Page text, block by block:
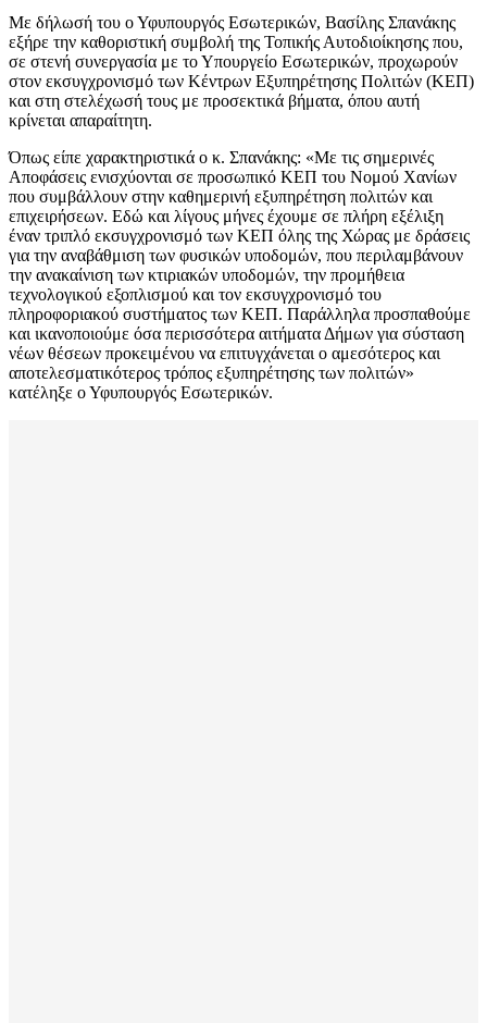
Με δήλωσή του ο Υφυπουργός Εσωτερικών, Βασίλης Σπανάκης
εξήρε την καθοριστική συμβολή της Τοπικής Αυτοδιοίκησης που,
σε στενή συνεργασία με το Υπουργείο Εσωτερικών, προχωρούν
στον εκσυγχρονισμό των Κέντρων Εξυπηρέτησης Πολιτών (ΚΕΠ)
και στη στελέχωσή τους με προσεκτικά βήματα, όπου αυτή
κρίνεται απαραίτητη.
Όπως είπε χαρακτηριστικά ο κ. Σπανάκης: «Με τις σημερινές
Αποφάσεις ενισχύονται σε προσωπικό ΚΕΠ του Νομού Χανίων
που συμβάλλουν στην καθημερινή εξυπηρέτηση πολιτών και
επιχειρήσεων. Εδώ και λίγους μήνες έχουμε σε πλήρη εξέλιξη
έναν τριπλό εκσυγχρονισμό των ΚΕΠ όλης της Χώρας με δράσεις
για την αναβάθμιση των φυσικών υποδομών, που περιλαμβάνουν
την ανακαίνιση των κτιριακών υποδομών, την προμήθεια
τεχνολογικού εξοπλισμού και τον εκσυγχρονισμό του
πληροφοριακού συστήματος των ΚΕΠ. Παράλληλα προσπαθούμε
και ικανοποιούμε όσα περισσότερα αιτήματα Δήμων για σύσταση
νέων θέσεων προκειμένου να επιτυγχάνεται ο αμεσότερος και
αποτελεσματικότερος τρόπος εξυπηρέτησης των πολιτών»
κατέληξε ο Υφυπουργός Εσωτερικών.